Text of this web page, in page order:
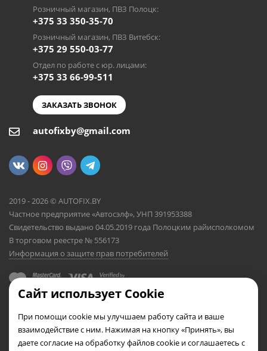
Розничный магазин, ПВЗ Полоцк:
+375 33 350-35-70
Розничный магазин, ПВЗ Витебск:
+375 29 550-03-77
Отдел по работе с юр. лицами:
+375 33 66-99-511
ЗАКАЗАТЬ ЗВОНОК
autofixby@gmail.com
2019 - 2026 © AUTOFIX.BY
Частное предприятие «Автосэлф», УНП 391953388
Свидетельство выдано 04.05.2019 года Полоцким райисполкомом
В торговом реестре № 556173
Информация о защите прав потребителей
Сайт использует Cookie
При помощи cookie мы улучшаем работу сайта и ваше
взаимодействие с ним. Нажимая на кнопку «Принять», вы
даете согласие на обработку файлов cookie и соглашаетесь с